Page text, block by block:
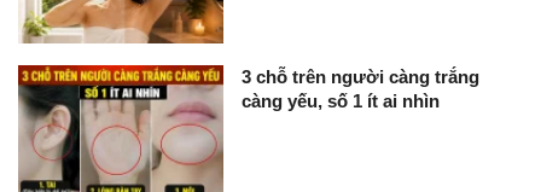
3 chỗ trên người càng trắng
càng yếu, số 1 ít ai nhìn